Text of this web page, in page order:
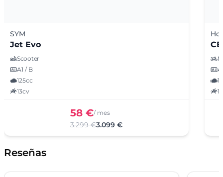
SYM
Jet Evo
Scooter
A1 / B
125cc
13cv
58 €/ mes
3.299 €3.099 €
Reseñas